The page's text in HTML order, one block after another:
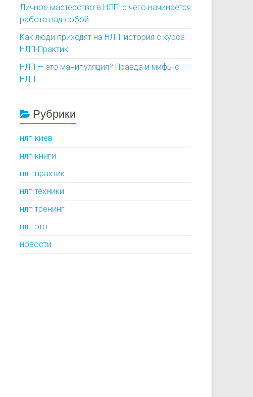
Личное мастерство в НЛП: с чего начинается
работа над собой
Как люди приходят на НЛП: история с курса
НЛП-Практик
НЛП — это манипуляция? Правда и мифы о
НЛП
Рубрики
нлп киев
нлп книги
нлп практик
нлп техники
нлп тренинг
нлп это
новости